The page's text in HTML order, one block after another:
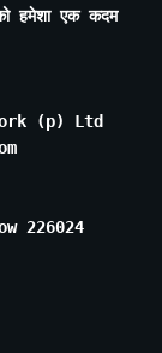
हमेशा एक कदम
(p) Ltd
226024